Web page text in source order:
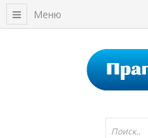
Меню